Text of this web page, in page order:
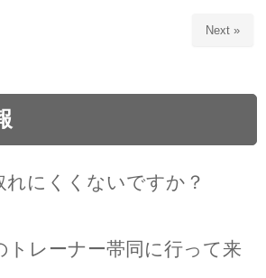
Next »
にくくないですか？
トレーナー帯同に行って来